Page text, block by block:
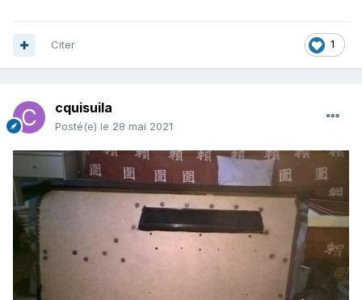
1
Citer
cquisuila
Posté(e) le 28 mai 2021